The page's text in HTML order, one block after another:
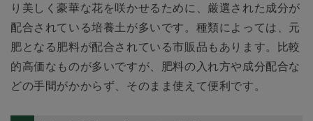
り美しく豪華な花を咲かせるために、厳選された成分が
配合されている培養土が多いです。種類によっては、元
肥となる肥料が配合されている市販品もあります。比較
的高価なものが多いですが、肥料の入れ方や成分配合な
どの手間がかからず、そのまま使えて便利です。